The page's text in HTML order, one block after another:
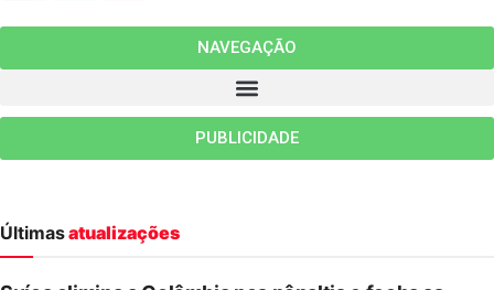
NAVEGAÇÃO
PUBLICIDADE
Últimasatualizações